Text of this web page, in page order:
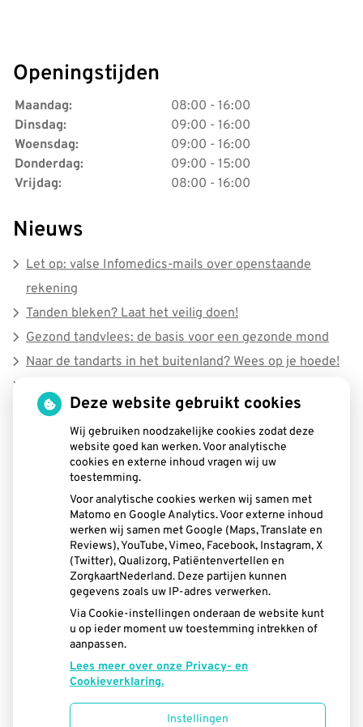
Openingstijden
Maandag:
08:00 - 16:00
Dinsdag:
09:00 - 16:00
Woensdag:
09:00 - 16:00
Donderdag:
09:00 - 15:00
Vrijdag:
08:00 - 16:00
Nieuws
Let op: valse Infomedics-mails over openstaande
rekening
Tanden bleken? Laat het veilig doen!
Gezond tandvlees: de basis voor een gezonde mond
Naar de tandarts in het buitenland? Wees op je hoede!
aftrekbaar zijn
Hoe gezond is je mond?
Deze website gebruikt cookies
Wij gebruiken noodzakelijke cookies zodat deze
website goed kan werken. Voor analytische
cookies en externe inhoud vragen wij uw
toestemming.
Voor analytische cookies werken wij samen met
Matomo en Google Analytics. Voor externe inhoud
werken wij samen met Google (Maps, Translate en
Reviews), YouTube, Vimeo, Facebook, Instagram, X
(Twitter), Qualizorg, Patiëntenvertellen en
ZorgkaartNederland. Deze partijen kunnen
gegevens zoals uw IP-adres verwerken.
Via Cookie-instellingen onderaan de website kunt
u op ieder moment uw toestemming intrekken of
aanpassen.
Lees meer over onze Privacy- en
Cookieverklaring.
Instellingen